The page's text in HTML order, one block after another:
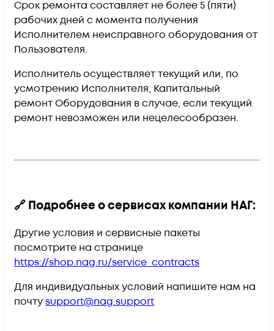
Срок ремонта составляет не более 5 (пяти)
рабочих дней с момента получения
Исполнителем неисправного оборудования от
Пользователя.
Исполнитель осуществляет текущий или, по
усмотрению Исполнителя, Капитальный
ремонт Оборудования в случае, если текущий
ремонт невозможен или нецелесообразен.
🔗 Подробнее о сервисах компании НАГ:
Другие условия и сервисные пакеты
посмотрите на странице
https://shop.nag.ru/service_contracts
Для индивидуальных условий напишите нам на
почтуsupport@nag.support